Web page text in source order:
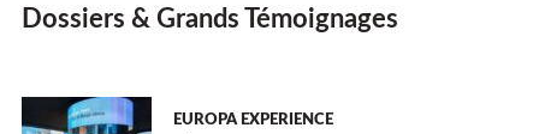
Dossiers & Grands Témoignages
EUROPA EXPERIENCE